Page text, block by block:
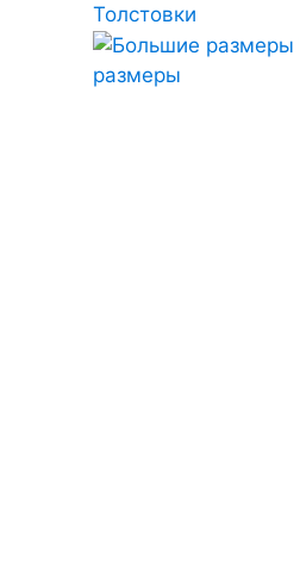
Толстовки
размеры